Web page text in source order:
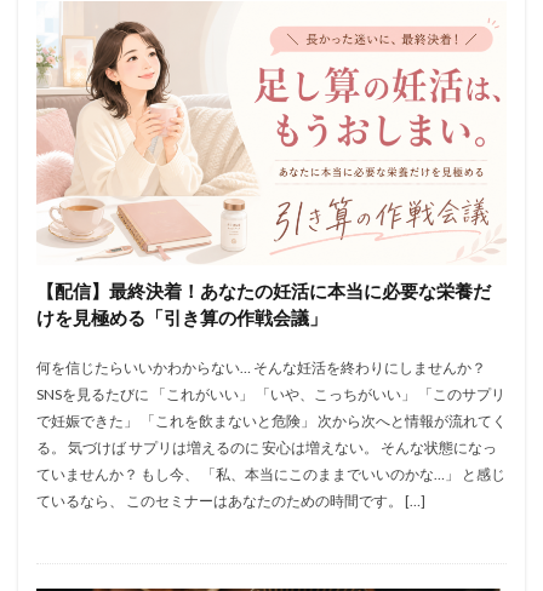
【配信】最終決着！あなたの妊活に本当に必要な栄養だ
けを見極める「引き算の作戦会議」
何を信じたらいいかわからない… そんな妊活を終わりにしませんか？
SNSを見るたびに 「これがいい」 「いや、こっちがいい」 「このサプリ
で妊娠できた」 「これを飲まないと危険」 次から次へと情報が流れてく
る。 気づけば サプリは増えるのに 安心は増えない。 そんな状態になっ
ていませんか？ もし今、 「私、本当にこのままでいいのかな…」 と感じ
ているなら、 このセミナーはあなたのための時間です。 […]